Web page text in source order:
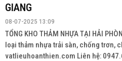
GIANG
08-07-2025 13:09
TỔNG KHO THẢM NHỰA TẠI HẢI
loại thảm nhựa trải sàn, chống trơn,
vatlieuhoanthien.com Liên hệ: